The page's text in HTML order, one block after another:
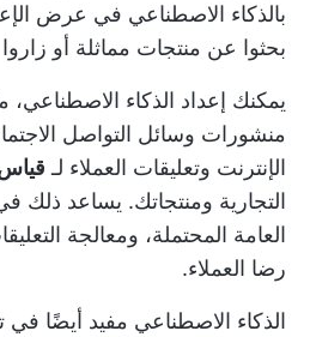
بالذكاء الاصطناعي في عرض
بحثوا عن منتجات مماثلة أو
منشورات وسائل التواصل
الإنترنت وتعليقات العملاء لـ
التجارية ومنتجاتك. يساعد ذلك
العامة المحتملة، ومعالجة
رضا العملاء.
الذكاء الاصطناعي مفيد أيضًا في